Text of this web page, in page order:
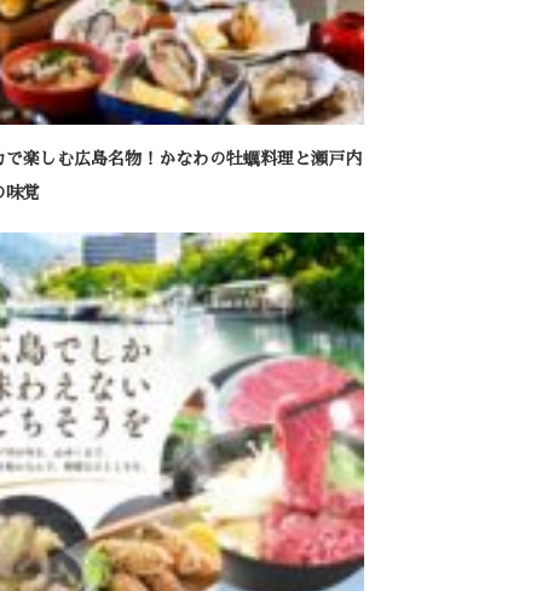
で楽しむ広島名物！かなわの牡蠣料理と瀬戸内
味覚